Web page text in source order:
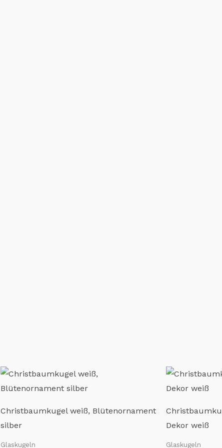
Christbaumkugel weiß, Blütenornament
silber
Glaskugeln
Dekor weiß
Glaskugeln